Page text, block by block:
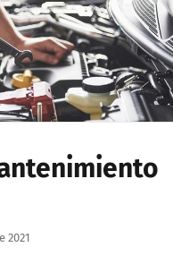
2021